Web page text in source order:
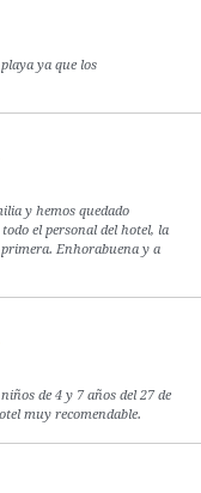
ya que los
y hemos quedado
el personal del hotel, la
Enhorabuena y a
de 4 y 7 años del 27 de
muy recomendable.